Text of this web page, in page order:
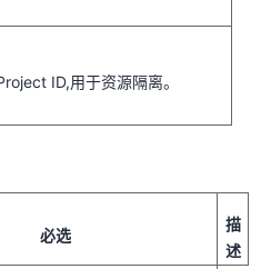
ID,用于资源隔离。
必选
描
述